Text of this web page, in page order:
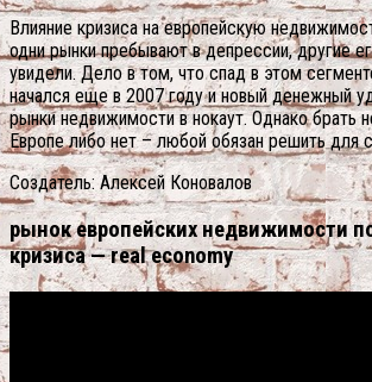
Влияние кризиса на европейскую
одни рынки пребывают в депрессии, другие
увидели. Дело в том, что спад в этом
начался еще в 2007 году и новый денежный
рынки недвижимости в нокаут. Однако брать
Европе либо нет – любой обязан решить для
Создатель: Алексей Коновалов
рынок европейских недвижимости
кризиса — real economy